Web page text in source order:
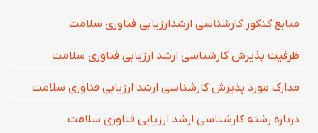
منابع کنکور کارشناسی ارشدارزیابی فناوری سلامت
ظرفیت پذیرش کارشناسی ارشد ارزیابی فناوری سلامت
مدارک مورد پذیرش کارشناسی ارشد ارزیابی فناوری سلامت
درباره رشته کارشناسی ارشد ارزیابی فناوری سلامت